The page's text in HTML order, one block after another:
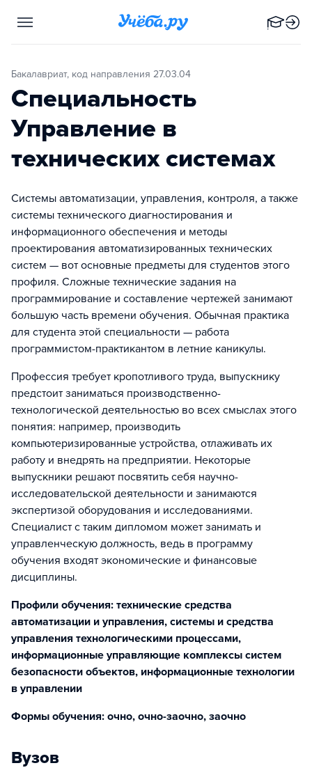
Бакалавриат, код направления 27.03.04
Специальность
Управление в
технических системах
Системы автоматизации, управления, контроля, а также
системы технического диагностирования и
информационного обеспечения и методы
проектирования автоматизированных технических
систем — вот основные предметы для студентов этого
профиля. Сложные технические задания на
программирование и составление чертежей занимают
большую часть времени обучения. Обычная практика
для студента этой специальности — работа
программистом-практикантом в летние каникулы.
Профессия требует кропотливого труда, выпускнику
предстоит заниматься производственно-
технологической деятельностью во всех смыслах этого
понятия: например, производить
компьютеризированные устройства, отлаживать их
работу и внедрять на предприятии. Некоторые
выпускники решают посвятить себя научно-
исследовательской деятельности и занимаются
экспертизой оборудования и исследованиями.
Специалист с таким дипломом может занимать и
управленческую должность, ведь в программу
обучения входят экономические и финансовые
дисциплины.
Профили обучения: технические средства
автоматизации и управления, системы и средства
управления технологическими процессами,
информационные управляющие комплексы систем
безопасности объектов, информационные технологии
в управлении
Формы обучения: очно, очно-заочно, заочно
Вузов